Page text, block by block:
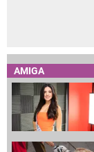
AMIGA